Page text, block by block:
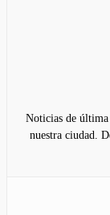
Noticias de última
nuestra ciudad.